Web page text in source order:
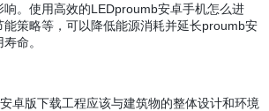
。使用高效的LEDproumb安卓手机怎么进
能策略等，可以降低能源消耗并延长proumb安
。
安卓版下载工程应该与建筑物的整体设计和环境